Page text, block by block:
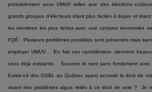
probablement sous UMUV telles que des élections
grands groupes d’électeurs étant plus faciles à duper et
les membres les plus riches avec une certaine renommée
FQÉ. Plusieurs problèmes possibles sont présentés mais
employer UMUV. En fait ces «problèmes» viennent
ceux déjà existants. Souvent ils sont sans fondement avec
Existe-t-il des OSBL au Québec ayant accordé le droit de
vivant des problèmes aigus reliés à ce droit de vote ? Je